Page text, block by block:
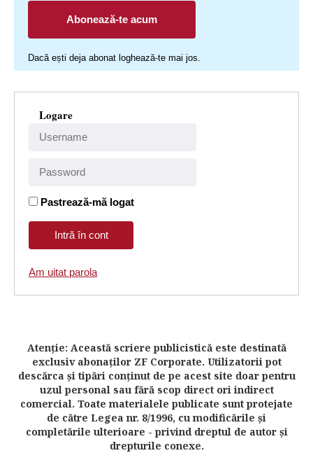
Abonează-te acum
Dacă ești deja abonat loghează-te mai jos.
Logare
Pastrează-mă logat
Am uitat parola
Atenţie: Această scriere publicistică este destinată
exclusiv abonaţilor ZF Corporate. Utilizatorii pot
descărca şi tipări conţinut de pe acest site doar pentru
uzul personal sau fără scop direct ori indirect
comercial. Toate materialele publicate sunt protejate
de către Legea nr. 8/1996, cu modificările şi
completările ulterioare - privind dreptul de autor şi
drepturile conexe.